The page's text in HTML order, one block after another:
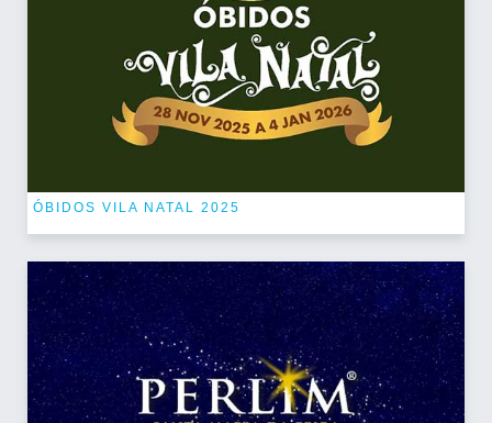
ÓBIDOS VILA NATAL 2025